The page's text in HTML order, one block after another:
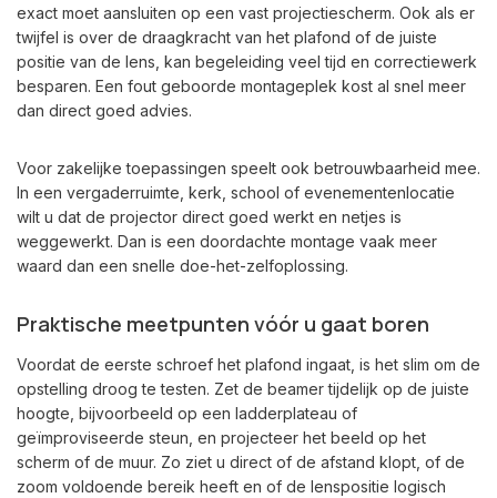
exact moet aansluiten op een vast projectiescherm. Ook als er
twijfel is over de draagkracht van het plafond of de juiste
positie van de lens, kan begeleiding veel tijd en correctiewerk
besparen. Een fout geboorde montageplek kost al snel meer
dan direct goed advies.
Voor zakelijke toepassingen speelt ook betrouwbaarheid mee.
In een vergaderruimte, kerk, school of evenementenlocatie
wilt u dat de projector direct goed werkt en netjes is
weggewerkt. Dan is een doordachte montage vaak meer
waard dan een snelle doe-het-zelfoplossing.
Praktische meetpunten vóór u gaat boren
Voordat de eerste schroef het plafond ingaat, is het slim om de
opstelling droog te testen. Zet de beamer tijdelijk op de juiste
hoogte, bijvoorbeeld op een ladderplateau of
geïmproviseerde steun, en projecteer het beeld op het
scherm of de muur. Zo ziet u direct of de afstand klopt, of de
zoom voldoende bereik heeft en of de lenspositie logisch